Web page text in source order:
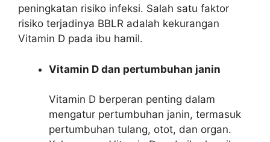
peningkatan risiko infeksi. Salah satu faktor
risiko terjadinya BBLR adalah kekurangan
Vitamin D pada ibu hamil.
Vitamin D dan pertumbuhan janin
Vitamin D berperan penting dalam
mengatur pertumbuhan janin, termasuk
pertumbuhan tulang, otot, dan organ.